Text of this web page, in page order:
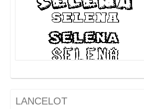
LANCELOT